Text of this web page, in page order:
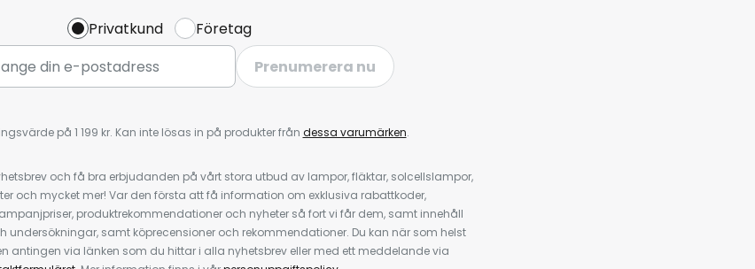
fot via Hue-appen
via röstkommando via
Google Assistant.
appen; för
Low Energy (BLE)
dataanslutning är inte
lampor
En lampa kan lagra
Privatkund
Företag
Prenumerera nu
på 1 199 kr. Kan inte lösas in på produkter från dessa varumärken.
och få bra erbjudanden på vårt stora utbud av lampor, fläktar, solcellslampor,
och mycket mer! Var den första att få information om exklusiva rabattkoder,
produktrekommendationer och nyheter så fort vi får dem, samt innehåll
undersökningar, samt köprecensioner och rekommendationer. Du kan när som helst
antingen via länken som du hittar i alla nyhetsbrev eller med ett meddelande via